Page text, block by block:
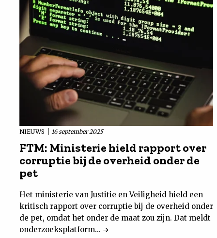
NIEUWS 16 september 2025
FTM: Ministerie hield rapport over
corruptie bij de overheid onder de
pet
Het ministerie van Justitie en Veiligheid hield een
kritisch rapport over corruptie bij de overheid onder
de pet, omdat het onder de maat zou zijn. Dat meldt
onderzoeksplatform...